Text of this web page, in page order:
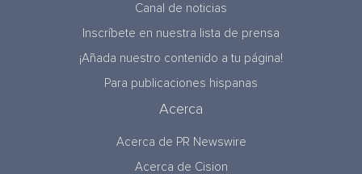
Canal de noticias
Inscríbete en nuestra lista de prensa
¡Añada nuestro contenido a tu página!
Para publicaciones hispanas
Acerca
Acerca de PR Newswire
Acerca de Cision